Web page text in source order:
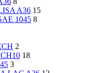
A36 15
1045 8
2
18
3